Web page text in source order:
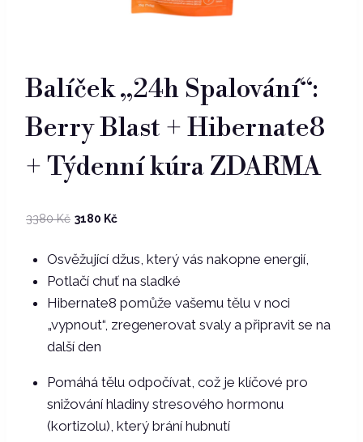
Balíček „24h Spalování“:
Berry Blast + Hibernate8
+ Týdenní kúra ZDARMA
3380Kč Původní
byla:
3380 Kč.
3180 KčAktuální
je:
3180 Kč.
Osvěžující džus, který vás nakopne energií,
Potlačí chuť na sladké
Hibernate8 pomůže vašemu tělu v noci
„vypnout“, zregenerovat svaly a připravit se na
další den
Pomáhá tělu odpočívat, což je klíčové pro
snižování hladiny stresového hormonu
(kortizolu), který brání hubnutí